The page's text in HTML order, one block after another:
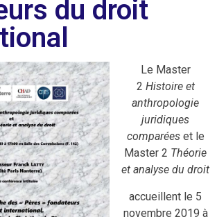
du droit
Le Master
2 Histoire et
anthropologie
juridiques
comparées et le
Master 2 Théorie
et analyse du droit
accueillent le 5
novembre 2019 à